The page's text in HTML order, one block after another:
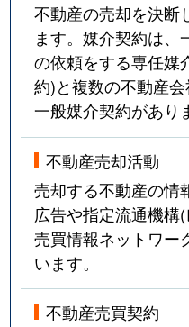
不動産の売却を決断
ます。媒介契約は、
の依頼をする専任媒
約)と複数の不動産
一般媒介契約があり
不動産売却活動
売却する不動産の情
広告や指定流通機構
売買情報ネットワー
います。
不動産売買契約